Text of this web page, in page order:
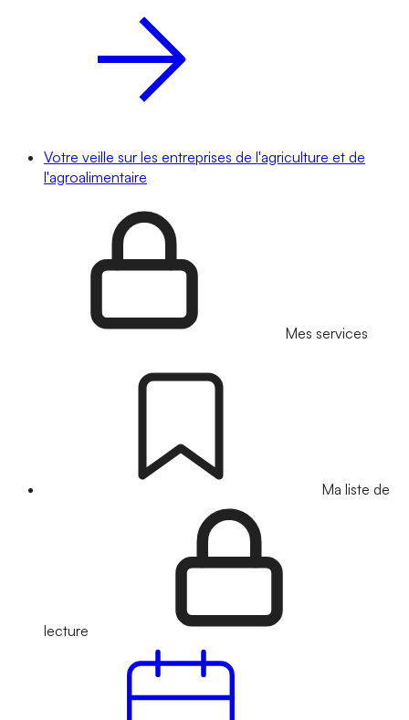
Votre veille sur les entreprises de l'agriculture et de
l'agroalimentaire
Mes services
Ma liste de
lecture